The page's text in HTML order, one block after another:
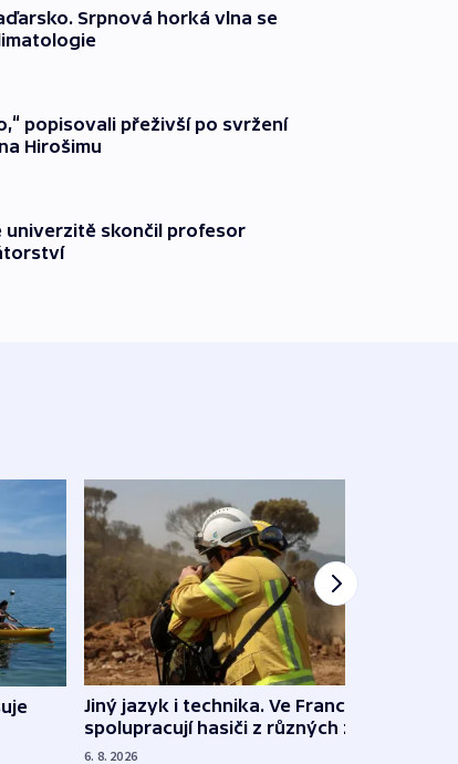
Srpnová horká vlna se
popisovali přeživší po svržení
Hirošimu
univerzitě skončil profesor
Jiný jazyk i technika. Ve Francii
spolupracují hasiči z různých zemí
6. 8. 2026